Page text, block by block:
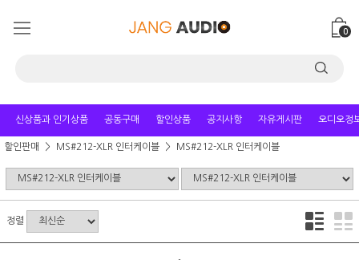
0
신상품과 인기상품 공동구매 할인상품 공지사항 자유게시판 오디오정
할인판매 MS#212-XLR 인터케이블 MS#212-XLR 인터케이블
정렬